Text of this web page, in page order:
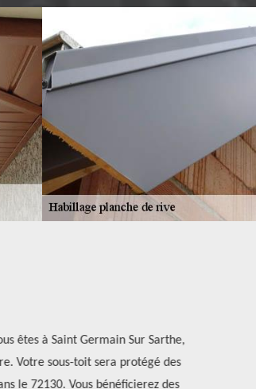
êtes à Saint Germain Sur Sarthe,
Votre sous-toit sera protégé des
le 72130. Vous bénéficierez des